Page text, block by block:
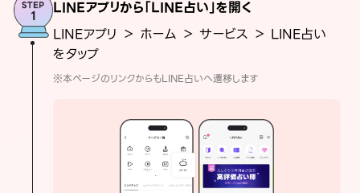
LINEアプリから「LINE占い」を開く
LINEアプリ ＞ ホーム ＞ サービス ＞ LINE占い
をタップ
※本ページのリンクからもLINE占いへ遷移します